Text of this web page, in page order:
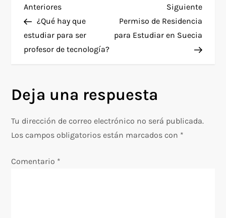
N
a
v
g
a
Entrada
anterior
Anteriores
¿Qué hay que
estudiar para ser
profesor de tecnología?
Siguiente
Permiso de Residencia
para Estudiar en Suecia
Deja una respuesta
Tu dirección de correo electrónico no será publicada.
Los campos obligatorios están marcados con *
Comentario *